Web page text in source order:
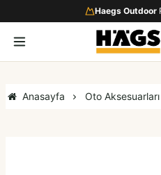
Haegs Outdoor
Anasayfa Oto Aksesuarları